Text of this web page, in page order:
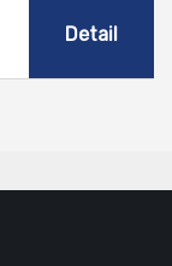
Detail